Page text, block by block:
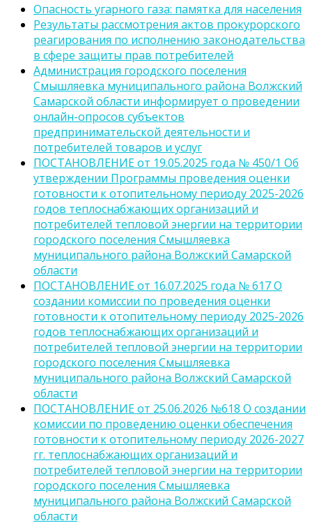
Опасность угарного газа: памятка для населения
Результаты рассмотрения актов прокурорского
реагирования по исполнению законодательства
в сфере защиты прав потребителей
Администрация городского поселения
Смышляевка муниципального района Волжский
Самарской области информирует о проведении
онлайн-опросов субъектов
предпринимательской деятельности и
потребителей товаров и услуг
ПОСТАНОВЛЕНИЕ от 19.05.2025 года № 450/1 Об
утверждении Программы проведения оценки
готовности к отопительному периоду 2025-2026
годов теплоснабжающих организаций и
потребителей тепловой энергии на территории
городского поселения Смышляевка
муниципального района Волжский Самарской
области
ПОСТАНОВЛЕНИЕ от 16.07.2025 года № 617 О
создании комиссии по проведения оценки
готовности к отопительному периоду 2025-2026
годов теплоснабжающих организаций и
потребителей тепловой энергии на территории
городского поселения Смышляевка
муниципального района Волжский Самарской
области
ПОСТАНОВЛЕНИЕ от 25.06.2026 №618 О создании
комиссии по проведению оценки обеспечения
готовности к отопительному периоду 2026-2027
гг. теплоснабжающих организаций и
потребителей тепловой энергии на территории
городского поселения Смышляевка
муниципального района Волжский Самарской
области